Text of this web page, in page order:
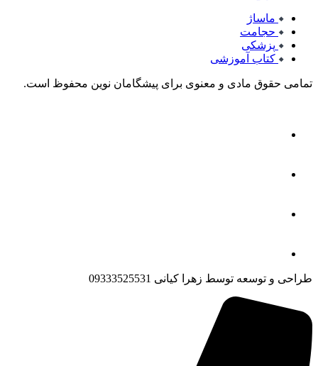
ماساژ
حجامت
پزشکی
کتاب آموزشی
تمامی حقوق مادی و معنوی برای پیشگامان نوین محفوظ است.
طراحی و توسعه توسط زهرا کیانی 09333525531